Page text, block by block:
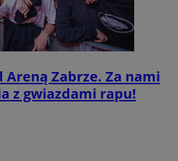
Areną Zabrze. Za nami
z gwiazdami rapu!